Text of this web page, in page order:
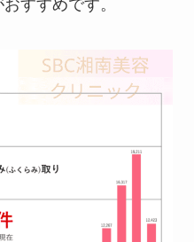
すすめです。